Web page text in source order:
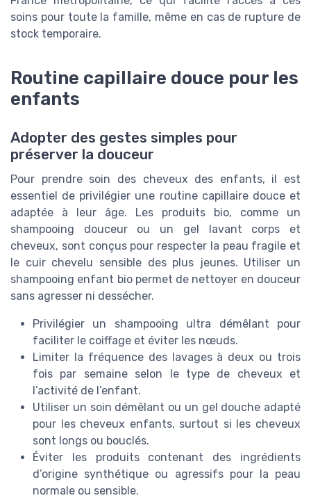
soins pour toute la famille, même en cas de rupture de
stock temporaire.
Routine capillaire douce pour les
enfants
Adopter des gestes simples pour
préserver la douceur
Pour prendre soin des cheveux des enfants, il est
essentiel de privilégier une routine capillaire douce et
adaptée à leur âge. Les produits bio, comme un
shampooing douceur ou un gel lavant corps et
cheveux, sont conçus pour respecter la peau fragile et
le cuir chevelu sensible des plus jeunes. Utiliser un
shampooing enfant bio permet de nettoyer en douceur
sans agresser ni dessécher.
Privilégier un shampooing ultra démêlant pour
faciliter le coiffage et éviter les nœuds.
Limiter la fréquence des lavages à deux ou trois
fois par semaine selon le type de cheveux et
l’activité de l’enfant.
Utiliser un soin démêlant ou un gel douche adapté
pour les cheveux enfants, surtout si les cheveux
sont longs ou bouclés.
Éviter les produits contenant des ingrédients
d’origine synthétique ou agressifs pour la peau
normale ou sensible.